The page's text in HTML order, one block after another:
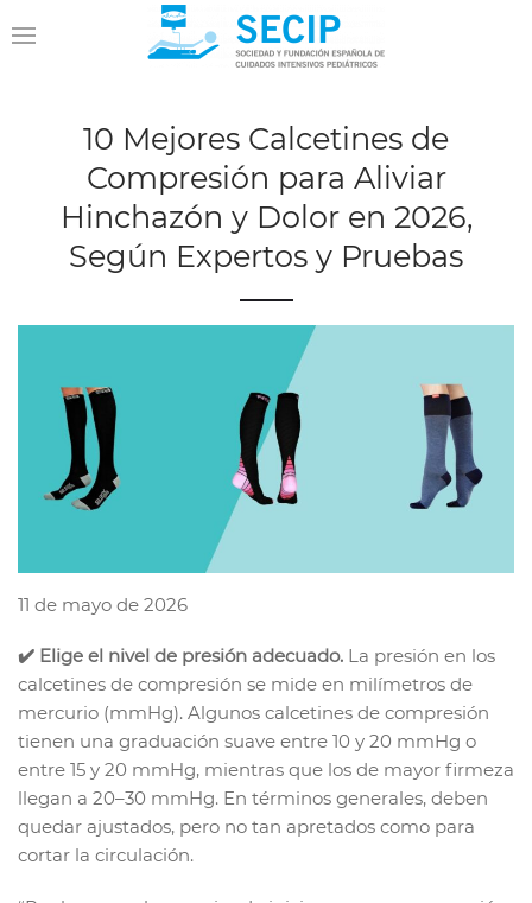
10 Mejores Calcetines de
Compresión para Aliviar
Hinchazón y Dolor en 2026,
Según Expertos y Pruebas
11 de mayo de 2026
✔️ Elige el nivel de presión adecuado. La presión en los
calcetines de compresión se mide en milímetros de
mercurio (mmHg). Algunos calcetines de compresión
tienen una graduación suave entre 10 y 20 mmHg o
entre 15 y 20 mmHg, mientras que los de mayor firmeza
llegan a 20–30 mmHg. En términos generales, deben
quedar ajustados, pero no tan apretados como para
cortar la circulación.